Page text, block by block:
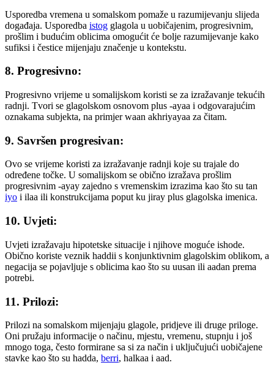
Usporedba vremena u somalskom pomaže u razumijevanju slijeda
događaja. Usporedba istog glagola u uobičajenim, progresivnim,
prošlim i budućim oblicima omogućit će bolje razumijevanje kako
sufiksi i čestice mijenjaju značenje u kontekstu.
8. Progresivno:
Progresivno vrijeme u somalijskom koristi se za izražavanje tekućih
radnji. Tvori se glagolskom osnovom plus -ayaa i odgovarajućim
oznakama subjekta, na primjer waan akhriyayaa za čitam.
9. Savršen progresivan:
Ovo se vrijeme koristi za izražavanje radnji koje su trajale do
određene točke. U somalijskom se obično izražava prošlim
progresivnim -ayay zajedno s vremenskim izrazima kao što su tan
iyo i ilaa ili konstrukcijama poput ku jiray plus glagolska imenica.
10. Uvjeti:
Uvjeti izražavaju hipotetske situacije i njihove moguće ishode.
Obično koriste veznik haddii s konjunktivnim glagolskim oblikom, a
negacija se pojavljuje s oblicima kao što su uusan ili aadan prema
potrebi.
11. Prilozi:
Prilozi na somalskom mijenjaju glagole, pridjeve ili druge priloge.
Oni pružaju informacije o načinu, mjestu, vremenu, stupnju i još
mnogo toga, često formirane sa si za način i uključujući uobičajene
stavke kao što su hadda, berri, halkaa i aad.